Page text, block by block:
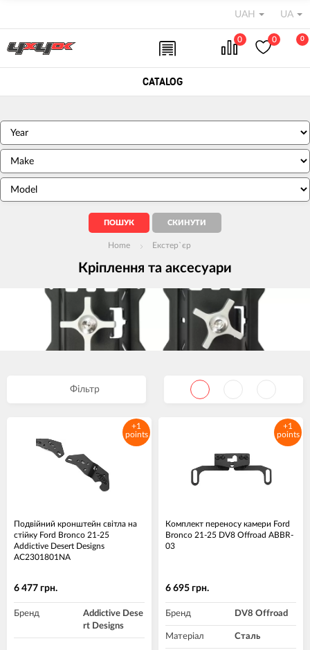
UAH UA
0 0 0
CATALOG
Home Екстер`єр
Кріплення та аксесуари
Фільтр
+1
points
Подвійний кронштейн світла на
стійку Ford Bronco 21-25
Addictive Desert Designs
AC2301801NA
6 477 грн.
Бренд
Addictive Dese
rt Designs
+1
points
Комплект переносу камери Ford
Bronco 21-25 DV8 Offroad ABBR-
03
6 695 грн.
Бренд DV8 Offroad
Матеріал Сталь